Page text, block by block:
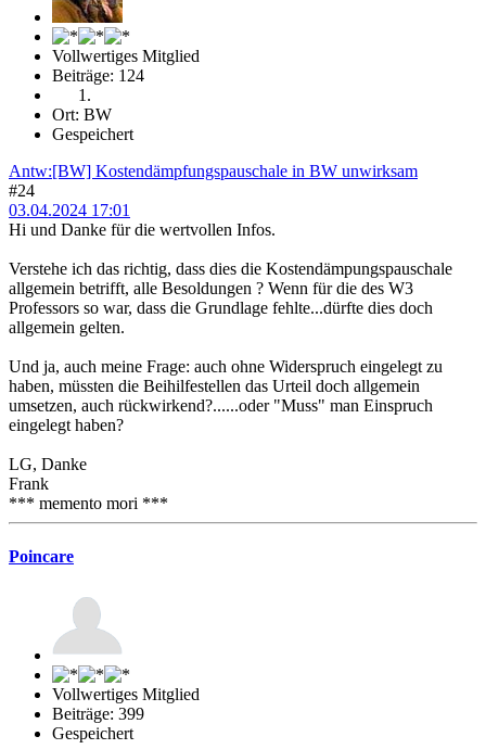
Vollwertiges Mitglied
Beiträge: 124
Ort: BW
Gespeichert
Antw:[BW] Kostendämpfungspauschale in BW unwirksam
#24
03.04.2024 17:01
Hi und Danke für die wertvollen Infos.
Verstehe ich das richtig, dass dies die Kostendämpungspauschale
allgemein betrifft, alle Besoldungen ? Wenn für die des W3
Professors so war, dass die Grundlage fehlte...dürfte dies doch
allgemein gelten.
Und ja, auch meine Frage: auch ohne Widerspruch eingelegt zu
haben, müssten die Beihilfestellen das Urteil doch allgemein
umsetzen, auch rückwirkend?......oder "Muss" man Einspruch
eingelegt haben?
LG, Danke
Frank
*** memento mori ***
Poincare
Vollwertiges Mitglied
Beiträge: 399
Gespeichert